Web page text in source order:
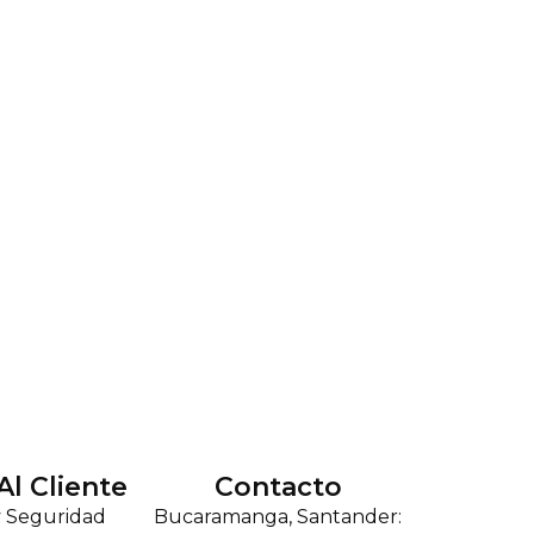
Cliente
Seguridad
Contacto
Bucaramanga, Santander: